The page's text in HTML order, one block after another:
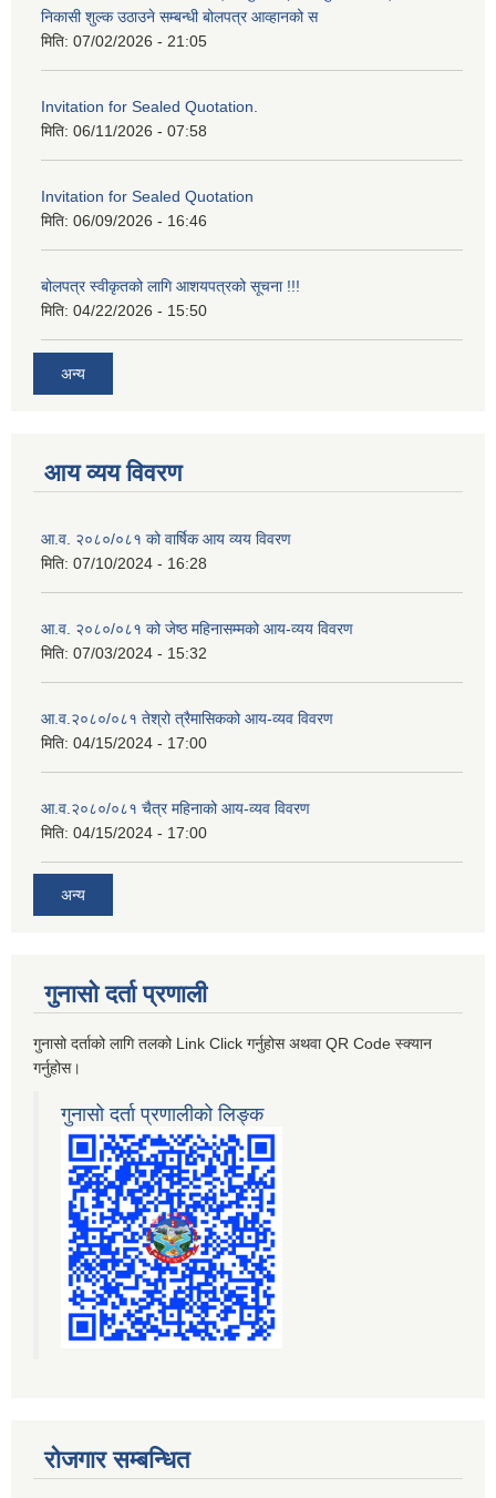
निकासी शुल्क उठाउने सम्बन्धी बोलपत्र आव्हानको स
मिति: 07/02/2026 - 21:05
Invitation for Sealed Quotation.
मिति: 06/11/2026 - 07:58
Invitation for Sealed Quotation
मिति: 06/09/2026 - 16:46
बोलपत्र स्वीकृतको लागि आशयपत्रको सूचना !!!
मिति: 04/22/2026 - 15:50
अन्य
आय व्यय विवरण
आ.व. २०८०/०८१ को वार्षिक आय व्यय विवरण
मिति: 07/10/2024 - 16:28
आ.व. २०८०/०८१ को जेष्ठ महिनासम्मको आय-व्यय विवरण
मिति: 07/03/2024 - 15:32
आ.व.२०८०/०८१ तेश्रो त्रैमासिकको आय-व्यव विवरण
मिति: 04/15/2024 - 17:00
आ.व.२०८०/०८१ चैत्र महिनाको आय-व्यव विवरण
मिति: 04/15/2024 - 17:00
अन्य
गुनासो दर्ता प्रणाली
गुनासो दर्ताको लागि तलको Link Click गर्नुहोस अथवा QR Code स्क्यान
गर्नुहोस।
गुनासो दर्ता प्रणालीको लिङ्क
रोजगार सम्बन्धित